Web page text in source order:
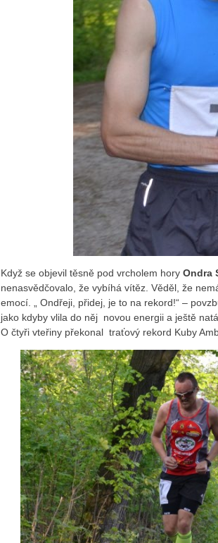
Když se objevil těsně pod vrcholem hory Ondra
nenasvědčovalo, že vybíhá vítěz. Věděl, že
emocí. „ Ondřeji, přidej, je to na rekord!“ –
jako kdyby vlila do něj novou energii a ještě
O čtyři vteřiny překonal traťový rekord Kuby